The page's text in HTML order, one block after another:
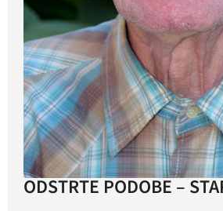
ODSTRTE PODOBE –